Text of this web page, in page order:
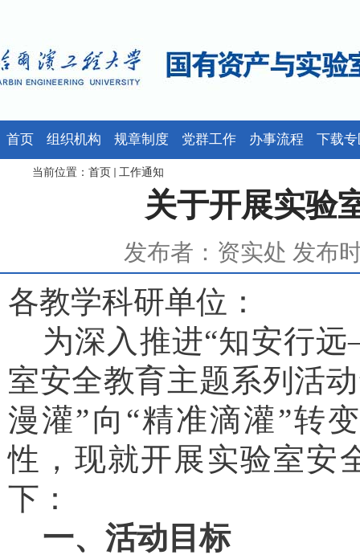
首页 组织机构 规章制度 党群工作 办事流程 下载
当前位置： 首页 工作通知
关于开展实验
发布者：资实处 发布
各教学科研单位：
为深入推进“知安行
室安全教育主题系列活
漫灌”向“精准滴灌”转
性，现就开展实验室安
下：
一、活动目标